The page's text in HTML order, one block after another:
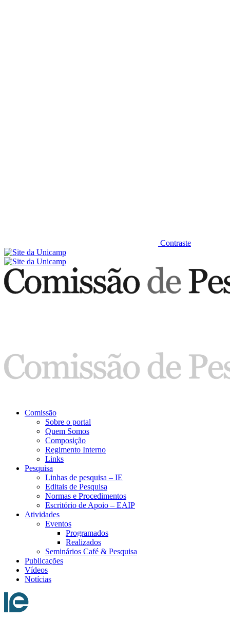
Contraste
Comissão
Sobre o portal
Quem Somos
Composição
Regimento Interno
Links
Pesquisa
Linhas de pesquisa – IE
Editais de Pesquisa
Normas e Procedimentos
Escritório de Apoio – EAIP
Atividades
Eventos
Programados
Realizados
Seminários Café & Pesquisa
Publicações
Vídeos
Notícias